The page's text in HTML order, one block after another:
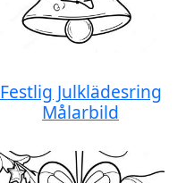
Festlig Julklädesring
Målarbild